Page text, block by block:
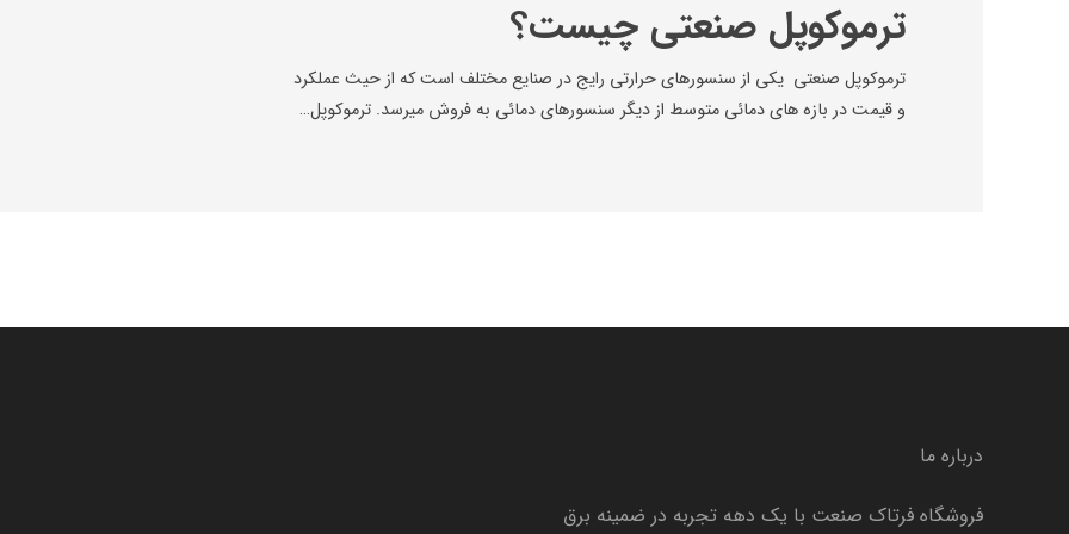
ترموکوپل صنعتی چیست؟
ترموکوپل صنعتی یکی از سنسورهای حرارتی رایج در صنایع مختلف است که از حیث عملکرد
و قیمت در بازه های دمائی متوسط از دیگر سنسورهای دمائی به فروش میرسد. ترموکوپل…
درباره ما
فروشگاه فرتاک صنعت با یک دهه تجربه در ضمینه برق